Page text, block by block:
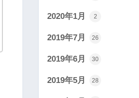
2020年1月 2
2019年7月 26
2019年6月 30
2019年5月 28